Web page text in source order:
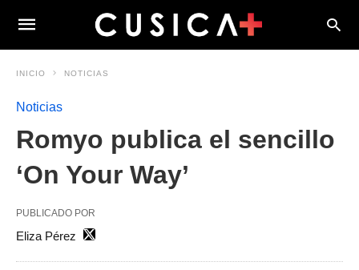
INICIO NOTICIAS
Noticias
Romyo publica el sencillo
‘On Your Way’
PUBLICADO POR
Eliza Pérez